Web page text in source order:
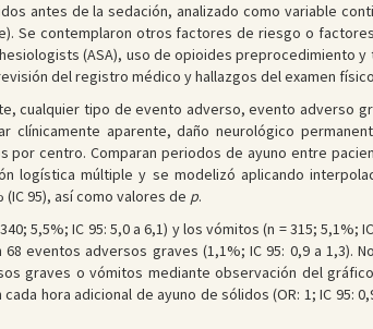
antes de la sedación, analizado como variable
Se contemplaron otros factores de riesgo o
(ASA), uso de opioides preprocedimiento y
del registro médico y hallazgos del examen
cualquier tipo de evento adverso, evento adverso
clínicamente aparente, daño neurológico
centro. Comparan periodos de ayuno entre
logística múltiple y se modelizó aplicando
95), así como valores de p.
5,5%; IC 95: 5,0 a 6,1) y los vómitos (n = 315; 5,1%;
eventos adversos graves (1,1%; IC 95: 0,9 a 1,3).
graves o vómitos mediante observación del
hora adicional de ayuno de sólidos (OR: 1; IC 95: